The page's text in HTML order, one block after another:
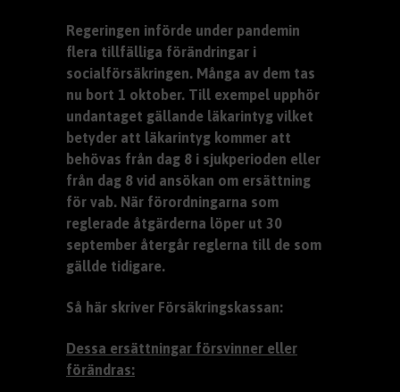
Regeringen införde under pandemin
flera tillfälliga förändringar i
socialförsäkringen. Många av dem tas
nu bort 1 oktober. Till exempel upphör
undantaget gällande läkarintyg vilket
betyder att läkarintyg kommer att
behövas från dag 8 i sjukperioden eller
från dag 8 vid ansökan om ersättning
för vab. När förordningarna som
reglerade åtgärderna löper ut 30
september återgår reglerna till de som
gällde tidigare.
Så här skriver Försäkringskassan:
Dessa ersättningar försvinner eller
förändras: